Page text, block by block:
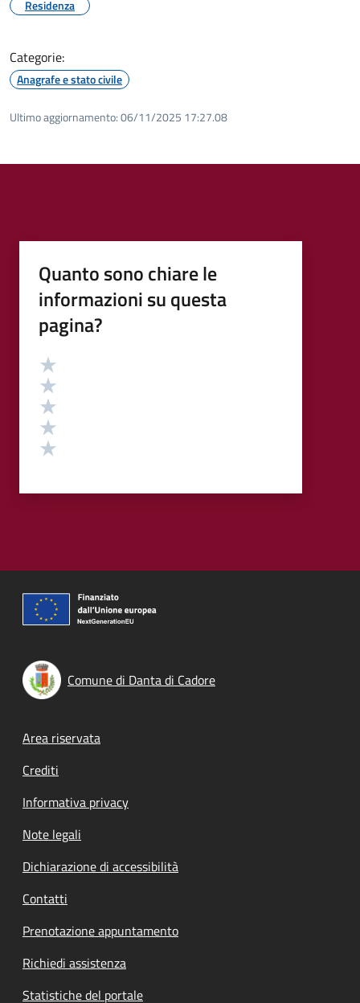
Residenza
Categorie:
Anagrafe e stato civile
Ultimo aggiornamento:06/11/2025 17:27.08
Quanto sono chiare le
informazioni su questa
pagina?
Valutazione
Comune di Danta di Cadore
Footer menu
Area riservata
Crediti
Informativa privacy
Note legali
Dichiarazione di accessibilità
Contatti
Prenotazione appuntamento
Richiedi assistenza
Statistiche del portale